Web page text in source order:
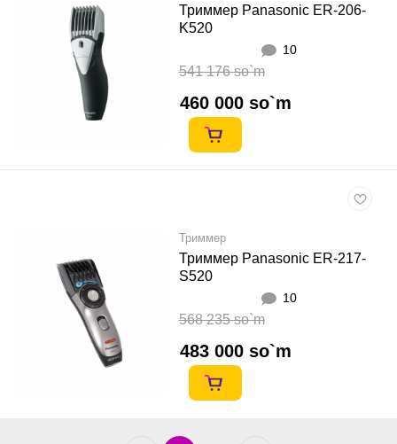
Триммер Panasonic ER-206-
K520
10
541 176 so`m
460 000 so`m
Триммер
Триммер Panasonic ER-217-
S520
10
568 235 so`m
483 000 so`m